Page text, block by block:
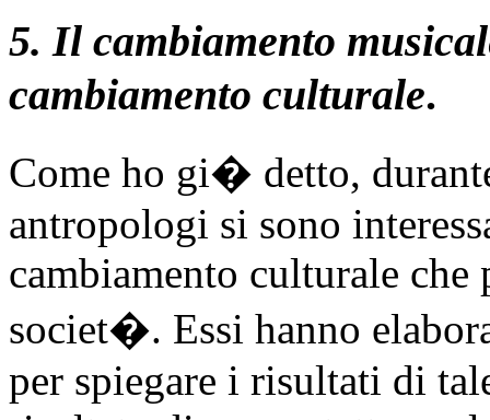
5. Il cambiamento
cambiamento culturale.
Come ho gi� detto,
antropologi si sono
cambiamento culturale
societ�. Essi hanno
per spiegare i risultati di